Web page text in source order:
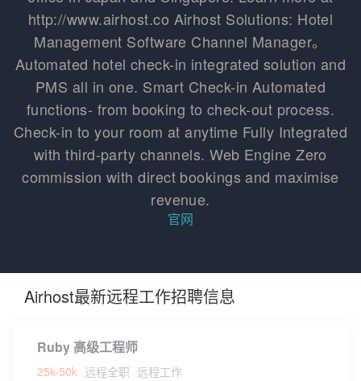
http://www.airhost.co Airhost Solutions: Hotel
Management Software Channel Manager。
Automated hotel check-in integrated solution and
PMS all in one. Smart Check-in Automated
functions- from booking to check-out process.
Check-in to your room at anytime Fully Integrated
with third-party channels. Web Engine Zero
commission with direct bookings and maximise
revenue.
官网
Airhost最新远程工作招聘信息
Ruby 高级工程师
25k-50k 远程全职 远程工作